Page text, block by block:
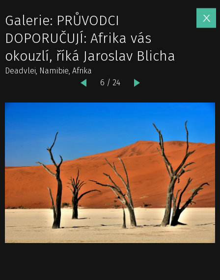
Galerie: PRŮVODCI
DOPORUČUJÍ: Afrika vás
okouzlí, říká Jaroslav Blicha
Deadvlei, Namibie, Afrika
6 / 24